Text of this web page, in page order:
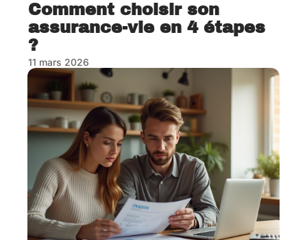
Comment choisir son
assurance-vie en 4 étapes
?
11 mars 2026